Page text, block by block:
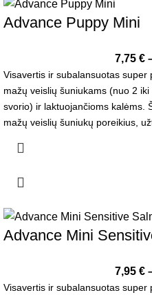
Advance Puppy Mini
7,75 €
Visavertis ir subalansuotas
mažų veislių šuniukams (nuo 2
svorio) ir laktuojančioms kalėms.
mažų veislių šuniukų poreikius,
Advance Mini
7,95 €
Visavertis ir subalansuotas super